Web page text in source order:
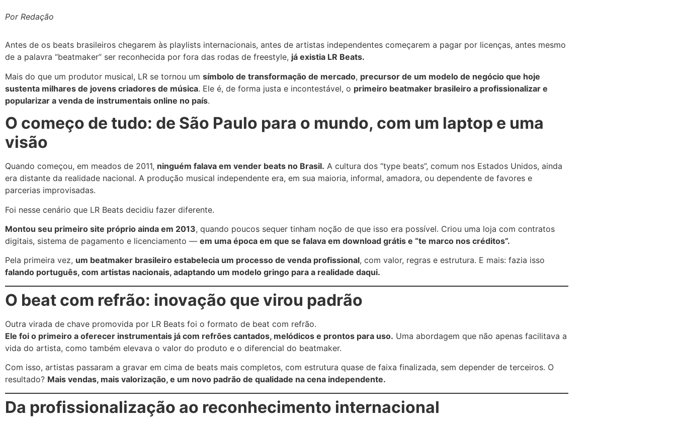
Por Redação
Antes de os beats brasileiros chegarem às playlists internacionais, antes de artistas independentes começarem a pagar por licenças, antes mesmo
de a palavra “beatmaker” ser reconhecida por fora das rodas de freestyle, já existia LR Beats.
Mais do que um produtor musical, LR se tornou um símbolo de transformação de mercado, precursor de um modelo de negócio que hoje
sustenta milhares de jovens criadores de música. Ele é, de forma justa e incontestável, o primeiro beatmaker brasileiro a profissionalizar e
popularizar a venda de instrumentais online no país.
O começo de tudo: de São Paulo para o mundo, com um laptop e uma
visão
Quando começou, em meados de 2011, ninguém falava em vender beats no Brasil. A cultura dos “type beats”, comum nos Estados Unidos, ainda
era distante da realidade nacional. A produção musical independente era, em sua maioria, informal, amadora, ou dependente de favores e
parcerias improvisadas.
Foi nesse cenário que LR Beats decidiu fazer diferente.
Montou seu primeiro site próprio ainda em 2013, quando poucos sequer tinham noção de que isso era possível. Criou uma loja com contratos
digitais, sistema de pagamento e licenciamento — em uma época em que se falava em download grátis e “te marco nos créditos”.
Pela primeira vez, um beatmaker brasileiro estabelecia um processo de venda profissional, com valor, regras e estrutura. E mais: fazia isso
falando português, com artistas nacionais, adaptando um modelo gringo para a realidade daqui.
O beat com refrão: inovação que virou padrão
Outra virada de chave promovida por LR Beats foi o formato de beat com refrão.
Ele foi o primeiro a oferecer instrumentais já com refrões cantados, melódicos e prontos para uso. Uma abordagem que não apenas facilitava a
vida do artista, como também elevava o valor do produto e o diferencial do beatmaker.
Com isso, artistas passaram a gravar em cima de beats mais completos, com estrutura quase de faixa finalizada, sem depender de terceiros. O
resultado? Mais vendas, mais valorização, e um novo padrão de qualidade na cena independente.
Da profissionalização ao reconhecimento internacional